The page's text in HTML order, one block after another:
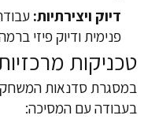
דיוק ויצירתיות:
פנימית ודיוק פיזי
טכניקות
במסגרת סדנאות המשחק
בעבודה עם המסיכה: